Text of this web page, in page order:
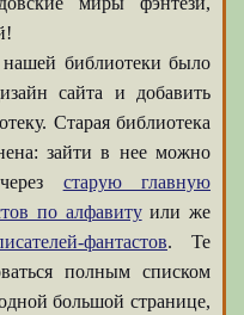
библиотеки было
сайта и добавить
Старая библиотека
зайти в нее можно
старую главную
по алфавитуили же
фантастов. Те
полным списком
большой странице,